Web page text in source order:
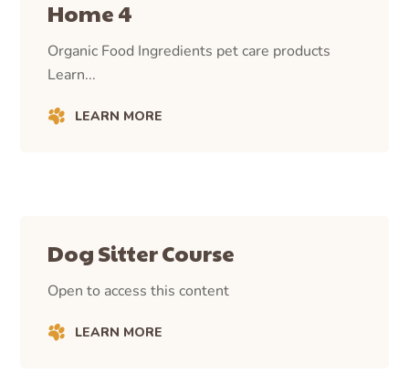
Home 4
Organic Food Ingredients pet care products
Learn...
LEARN MORE
Dog Sitter Course
Open to access this content
LEARN MORE